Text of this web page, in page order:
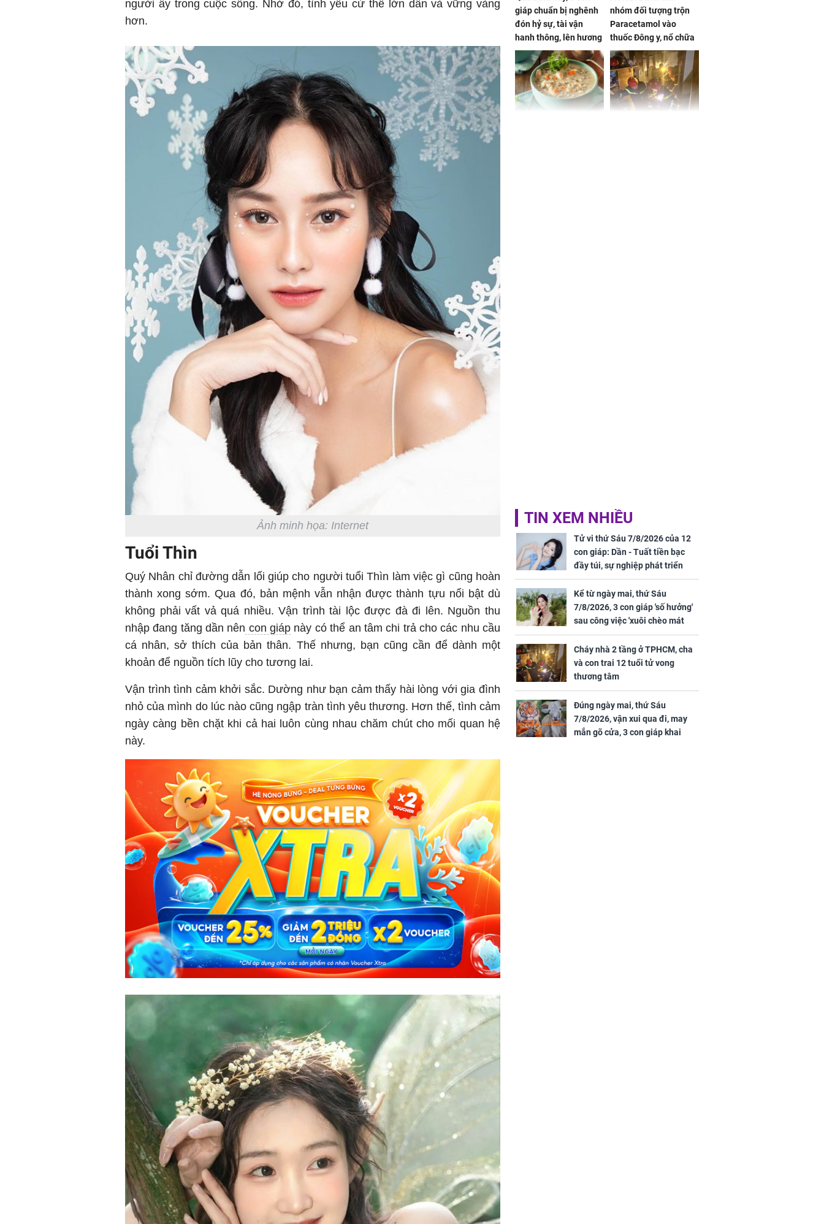
người ấy trong cuộc sống. Nhờ đó, tình yêu cứ thế lớn dần và vững vàng
hơn.
Ảnh minh họa: Internet
Tuổi Thìn
Quý Nhân chỉ đường dẫn lối giúp cho người tuổi Thìn làm việc gì cũng hoàn
thành xong sớm. Qua đó, bản mệnh vẫn nhận được thành tựu nổi bật dù
không phải vất vả quá nhiều. Vận trình tài lộc được đà đi lên. Nguồn thu
nhập đang tăng dần nên con giáp này có thể an tâm chi trả cho các nhu cầu
cá nhân, sở thích của bản thân. Thế nhưng, bạn cũng cần để dành một
khoản để nguồn tích lũy cho tương lai.
Vận trình tình cảm khởi sắc. Dường như bạn cảm thấy hài lòng với gia đình
nhỏ của mình do lúc nào cũng ngập tràn tình yêu thương. Hơn thế, tình cảm
ngày càng bền chặt khi cả hai luôn cùng nhau chăm chút cho mối quan hệ
này.
giáp chuẩn bị nghênh
đón hỷ sự, tài vận
hanh thông, lên hương
hóa Rồng hóa Phượng,
gom hết may mắn về
nhà
nhóm đối tượng trộn
Paracetamol vào
thuốc Đông y, nổ chữa
bách bệnh
TIN XEM NHIỀU
Tử vi thứ Sáu 7/8/2026 của 12
con giáp: Dần - Tuất tiền bạc
đầy túi, sự nghiệp phát triển
hưng thịnh, Mão - Thân tài lộc
ảm đạm, mọi sự khó thành công
mỹ mãn
Kể từ ngày mai, thứ Sáu
7/8/2026, 3 con giáp 'số hưởng'
sau công việc 'xuôi chèo mát
mái', tiền tài 'thu về như nước',
tình duyên viên mãn
Cháy nhà 2 tầng ở TPHCM, cha
và con trai 12 tuổi tử vong
thương tâm
Đúng ngày mai, thứ Sáu
7/8/2026, vận xui qua đi, may
mắn gõ cửa, 3 con giáp khai